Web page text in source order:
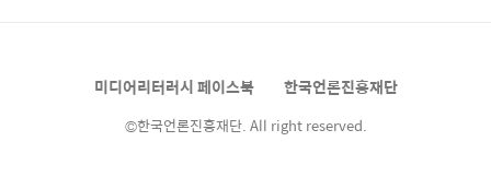
미디어리터러시 페이스북 한국언론진흥재단
©한국언론진흥재단. All right reserved.